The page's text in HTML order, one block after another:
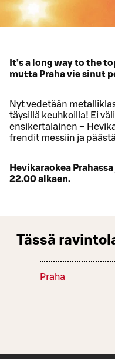
It’s a long way to the
mutta Praha vie sinut
Nyt vedetään
täysillä keuhkoilla! Ei
ensikertalainen –
frendit messiin ja
Hevikaraokea
22.00 alkaen.
Tässä
Praha